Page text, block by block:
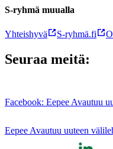
S-ryhmä muualla
Yhteishyvä S-ryhmä.fi
Seuraa meitä:
Facebook: Eepee Avautuu
Eepee Avautuu uuteen